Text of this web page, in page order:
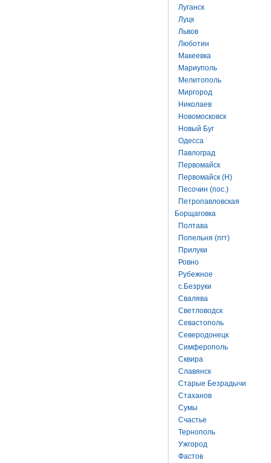
Луганск
Луцк
Львов
Люботин
Макеевка
Мариуполь
Мелитополь
Миргород
Николаев
Новомосковск
Новый Буг
Одесса
Павлоград
Первомайск
Первомайск (Н)
Песочин (пос.)
Петропавловская
Борщаговка
Полтава
Попельня (пгт)
Прилуки
Ровно
Рубежное
с.Безруки
Свалява
Светловодск
Севастополь
Северодонецк
Симферополь
Сквира
Славянск
Старые Безрадычи
Стаханов
Сумы
Счастье
Тернополь
Ужгород
Фастов